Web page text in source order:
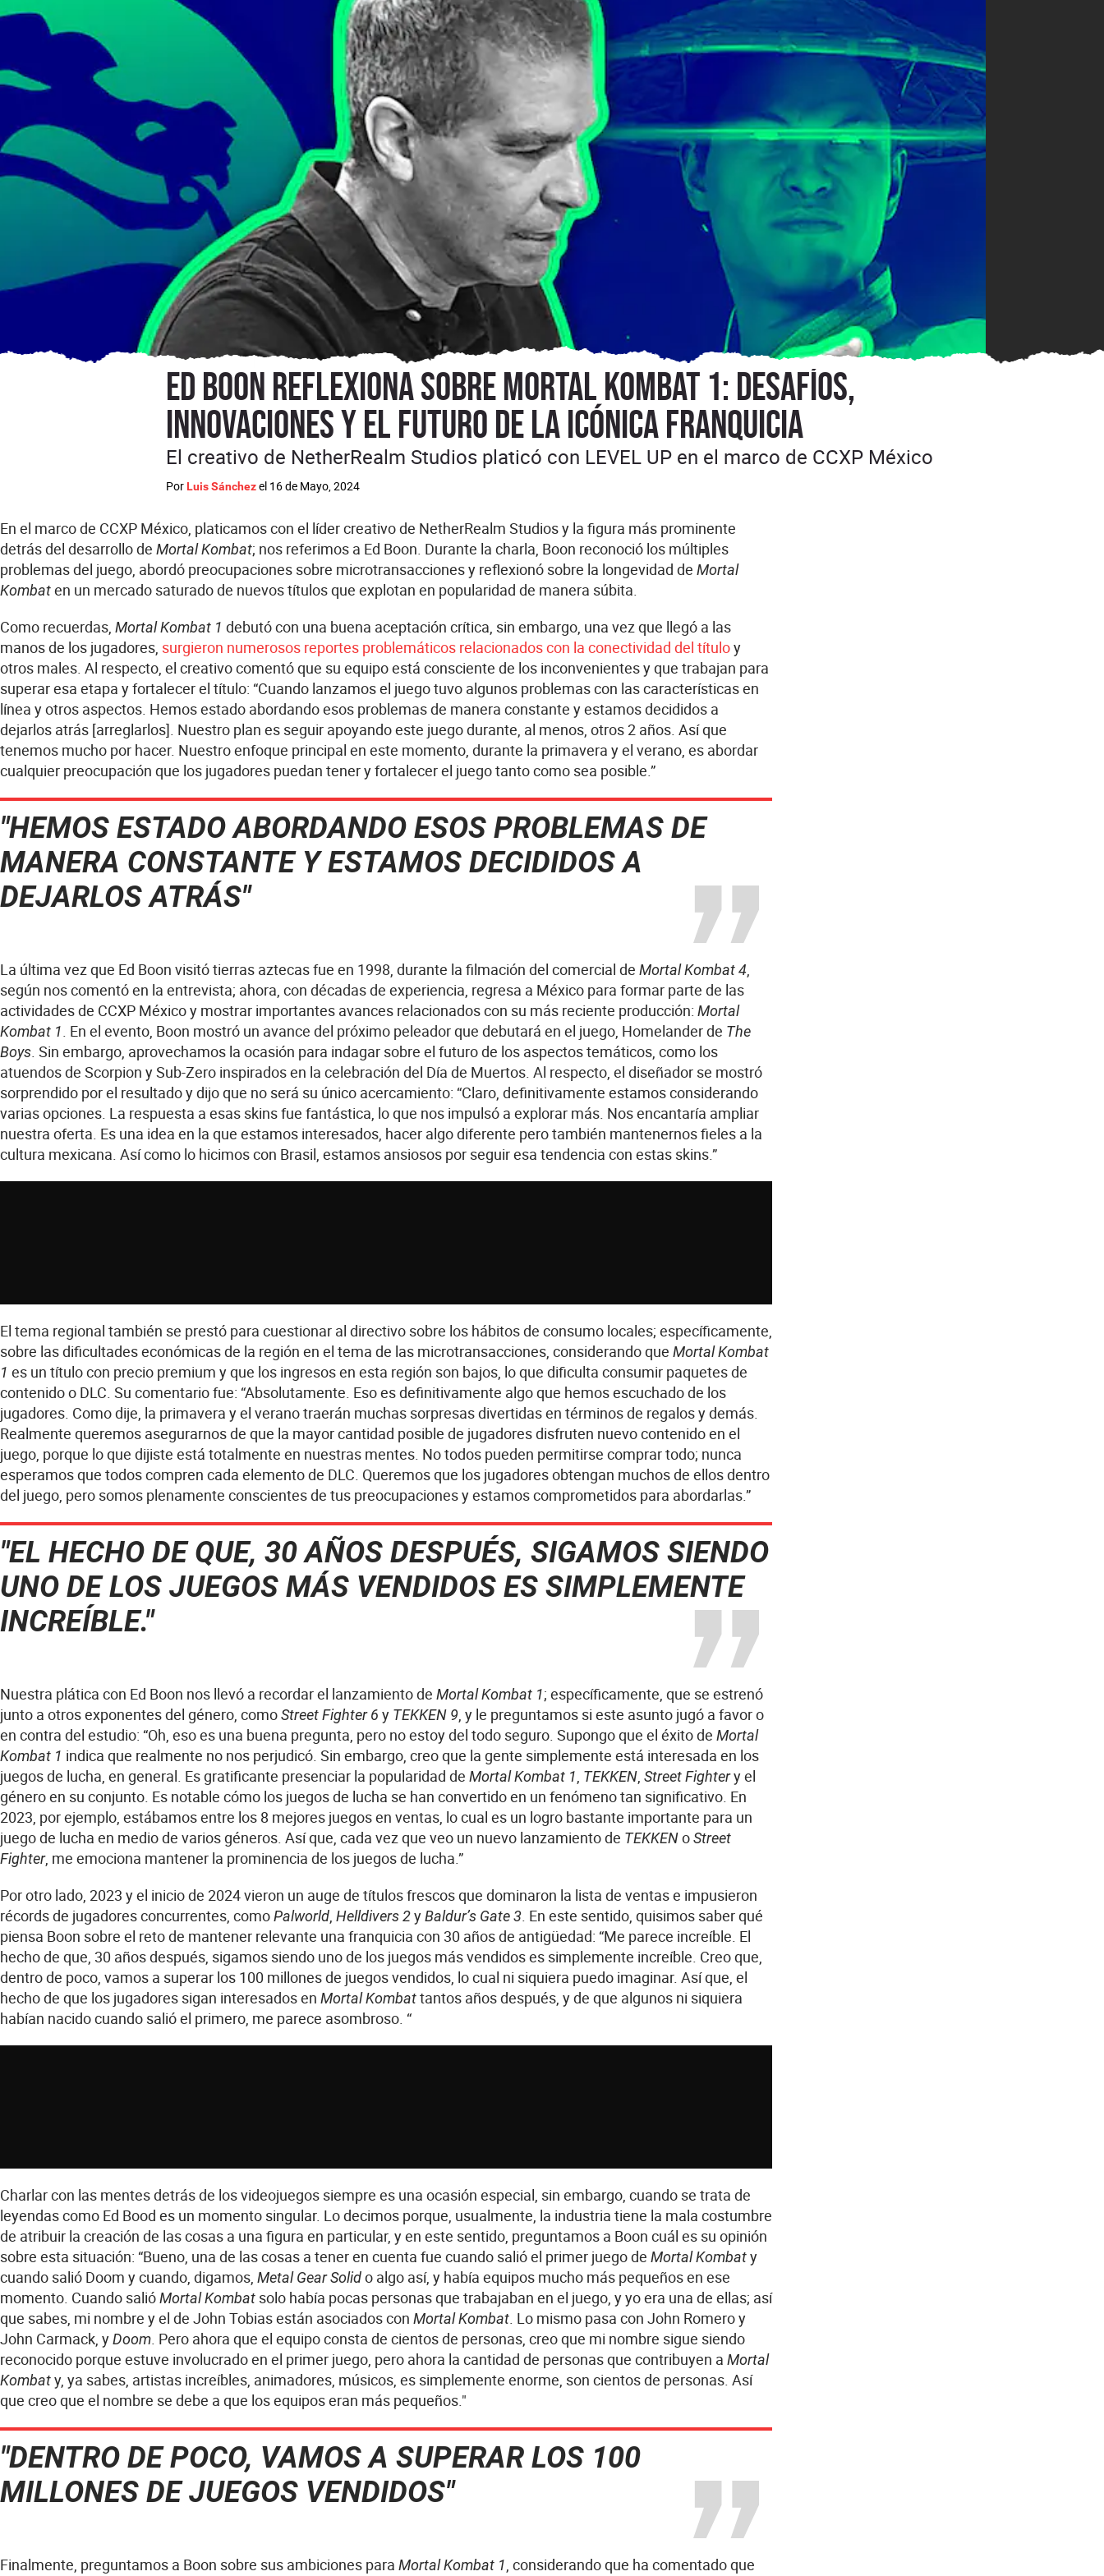
Ed Boon reflexiona sobre Mortal Kombat 1: desafíos,
innovaciones y el futuro de la icónica franquicia
Por Luis Sánchezel 16 de Mayo, 2024
El creativo de NetherRealm Studios platicó con LEVEL UP en el marco de CCXP México
En el marco de CCXP México, platicamos con el líder creativo de NetherRealm Studios y la figura más prominente
detrás del desarrollo de Mortal Kombat; nos referimos a Ed Boon. Durante la charla, Boon reconoció los múltiples
problemas del juego, abordó preocupaciones sobre microtransacciones y reflexionó sobre la longevidad de Mortal
Kombaten un mercado saturado de nuevos títulos que explotan en popularidad de manera súbita.
Como recuerdas, Mortal Kombat 1 debutó con una buena aceptación crítica, sin embargo, una vez que llegó a las
manos de los jugadores, surgieron numerosos reportes problemáticos relacionados con la conectividad del títuloy
otros males. Al respecto, el creativo comentó que su equipo está consciente de los inconvenientes y que trabajan para
superar esa etapa y fortalecer el título: “Cuando lanzamos el juego tuvo algunos problemas con las características en
línea y otros aspectos. Hemos estado abordando esos problemas de manera constante y estamos decididos a
dejarlos atrás [arreglarlos]. Nuestro plan es seguir apoyando este juego durante, al menos, otros 2 años. Así que
tenemos mucho por hacer. Nuestro enfoque principal en este momento, durante la primavera y el verano, es abordar
cualquier preocupación que los jugadores puedan tener y fortalecer el juego tanto como sea posible.”
"HEMOS ESTADO ABORDANDO ESOS PROBLEMAS DE
MANERA CONSTANTE Y ESTAMOS DECIDIDOS A
DEJARLOS ATRÁS"
La última vez que Ed Boon visitó tierras aztecas fue en 1998, durante la filmación del comercial de Mortal Kombat 4,
según nos comentó en la entrevista; ahora, con décadas de experiencia, regresa a México para formar parte de las
actividades de CCXP México y mostrar importantes avances relacionados con su más reciente producción: Mortal
Kombat 1. En el evento, Boon mostró un avance del próximo peleador que debutará en el juego, Homelander de The
Boys. Sin embargo, aprovechamos la ocasión para indagar sobre el futuro de los aspectos temáticos, como los
atuendos de Scorpion y Sub-Zero inspirados en la celebración del Día de Muertos. Al respecto, el diseñador se mostró
sorprendido por el resultado y dijo que no será su único acercamiento: “Claro, definitivamente estamos considerando
varias opciones. La respuesta a esas skins fue fantástica, lo que nos impulsó a explorar más. Nos encantaría ampliar
nuestra oferta. Es una idea en la que estamos interesados, hacer algo diferente pero también mantenernos fieles a la
cultura mexicana. Así como lo hicimos con Brasil, estamos ansiosos por seguir esa tendencia con estas skins.”
El tema regional también se prestó para cuestionar al directivo sobre los hábitos de consumo locales; específicamente,
sobre las dificultades económicas de la región en el tema de las microtransacciones, considerando que Mortal Kombat
1 es un título con precio premium y que los ingresos en esta región son bajos, lo que dificulta consumir paquetes de
contenido o DLC. Su comentario fue: “Absolutamente. Eso es definitivamente algo que hemos escuchado de los
jugadores. Como dije, la primavera y el verano traerán muchas sorpresas divertidas en términos de regalos y demás.
Realmente queremos asegurarnos de que la mayor cantidad posible de jugadores disfruten nuevo contenido en el
juego, porque lo que dijiste está totalmente en nuestras mentes. No todos pueden permitirse comprar todo; nunca
esperamos que todos compren cada elemento de DLC. Queremos que los jugadores obtengan muchos de ellos dentro
del juego, pero somos plenamente conscientes de tus preocupaciones y estamos comprometidos para abordarlas.”
"EL HECHO DE QUE, 30 AÑOS DESPUÉS, SIGAMOS SIENDO
UNO DE LOS JUEGOS MÁS VENDIDOS ES SIMPLEMENTE
INCREÍBLE."
Nuestra plática con Ed Boon nos llevó a recordar el lanzamiento de Mortal Kombat 1; específicamente, que se estrenó
junto a otros exponentes del género, comoStreet Fighter 6 y TEKKEN 9, y le preguntamos si este asunto jugó a favor o
en contra del estudio: “Oh, eso es una buena pregunta, pero no estoy del todo seguro. Supongo que el éxito de Mortal
Kombat 1 indica que realmente no nos perjudicó. Sin embargo, creo que la gente simplemente está interesada en los
juegos de lucha, en general. Es gratificante presenciar la popularidad de Mortal Kombat 1, TEKKEN, Street Fightery el
género en su conjunto. Es notable cómo los juegos de lucha se han convertido en un fenómeno tan significativo. En
2023, por ejemplo, estábamos entre los 8 mejores juegos en ventas, lo cual es un logro bastante importante para un
juego de lucha en medio de varios géneros. Así que, cada vez que veo un nuevo lanzamiento de TEKKENoStreet
Fighter, me emociona mantener la prominencia de los juegos de lucha.”
Por otro lado, 2023 y el inicio de 2024 vieron un auge de títulos frescos que dominaron la lista de ventas e impusieron
récords de jugadores concurrentes, comoPalworld, Helldivers 2yBaldur’s Gate 3. En este sentido, quisimos saber qué
piensa Boon sobre el reto de mantener relevante una franquicia con 30 años de antigüedad: “Me parece increíble. El
hecho de que, 30 años después, sigamos siendo uno de los juegos más vendidos es simplemente increíble. Creo que,
dentro de poco, vamos a superar los 100 millones de juegos vendidos, lo cual ni siquiera puedo imaginar. Así que, el
hecho de que los jugadores sigan interesados en Mortal Kombattantos años después, y de que algunos ni siquiera
habían nacido cuando salió el primero, me parece asombroso. “
Charlar con las mentes detrás de los videojuegos siempre es una ocasión especial, sin embargo, cuando se trata de
leyendas como Ed Bood es un momento singular. Lo decimos porque, usualmente, la industria tiene la mala costumbre
de atribuir la creación de las cosas a una figura en particular, y en este sentido, preguntamos a Boon cuál es su opinión
sobre esta situación: “Bueno, una de las cosas a tener en cuenta fue cuando salió el primer juego de Mortal Kombaty
cuando salió Doom y cuando, digamos, Metal Gear Solido algo así, y había equipos mucho más pequeños en ese
momento. Cuando salióMortal Kombat solo había pocas personas que trabajaban en el juego, y yo era una de ellas; así
que sabes, mi nombre y el de John Tobias están asociados con Mortal Kombat. Lo mismo pasa con John Romero y
John Carmack, yDoom. Pero ahora que el equipo consta de cientos de personas, creo que mi nombre sigue siendo
reconocido porque estuve involucrado en el primer juego, pero ahora la cantidad de personas que contribuyen a Mortal
Kombaty, ya sabes, artistas increíbles, animadores, músicos, es simplemente enorme, son cientos de personas. Así
que creo que el nombre se debe a que los equipos eran más pequeños."
"DENTRO DE POCO, VAMOS A SUPERAR LOS 100
MILLONES DE JUEGOS VENDIDOS"
Finalmente, preguntamos a Boon sobre sus ambiciones para Mortal Kombat 1, considerando que ha comentado que